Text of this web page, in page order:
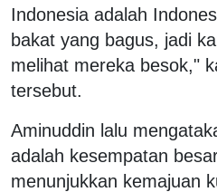
Indonesia adalah
bakat yang bagus, jadi
melihat mereka besok,"
tersebut.
Aminuddin lalu
adalah kesempatan
menunjukkan kemajuan